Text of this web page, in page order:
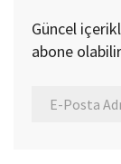
Güncel
abone